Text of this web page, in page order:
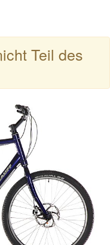
Teil des